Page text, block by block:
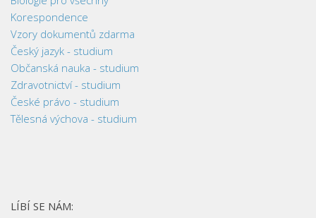
Korespondence
Vzory dokumentů zdarma
Český jazyk - studium
Občanská nauka - studium
Zdravotnictví - studium
České právo - studium
Tělesná výchova - studium
LÍBÍ SE NÁM: